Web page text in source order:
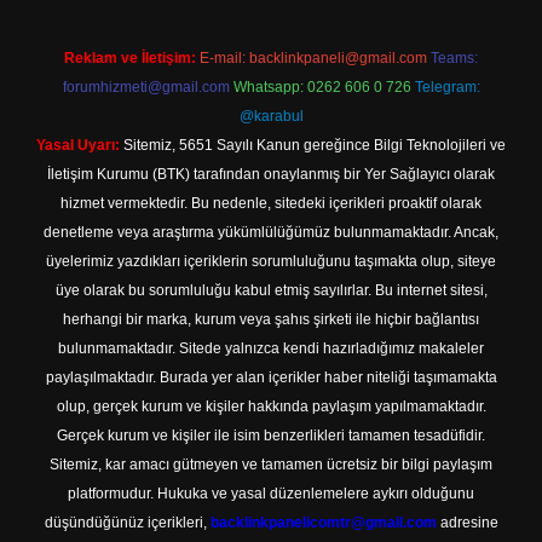
Reklam ve İletişim: E-mail: backlinkpaneli@gmail.com Teams:
forumhizmeti@gmail.com Whatsapp: 0262 606 0 726 Telegram:
@karabul
Yasal Uyarı: Sitemiz, 5651 Sayılı Kanun gereğince Bilgi Teknolojileri ve
İletişim Kurumu (BTK) tarafından onaylanmış bir Yer Sağlayıcı olarak
hizmet vermektedir. Bu nedenle, sitedeki içerikleri proaktif olarak
denetleme veya araştırma yükümlülüğümüz bulunmamaktadır. Ancak,
üyelerimiz yazdıkları içeriklerin sorumluluğunu taşımakta olup, siteye
üye olarak bu sorumluluğu kabul etmiş sayılırlar. Bu internet sitesi,
herhangi bir marka, kurum veya şahıs şirketi ile hiçbir bağlantısı
bulunmamaktadır. Sitede yalnızca kendi hazırladığımız makaleler
paylaşılmaktadır. Burada yer alan içerikler haber niteliği taşımamakta
olup, gerçek kurum ve kişiler hakkında paylaşım yapılmamaktadır.
Gerçek kurum ve kişiler ile isim benzerlikleri tamamen tesadüfidir.
Sitemiz, kar amacı gütmeyen ve tamamen ücretsiz bir bilgi paylaşım
platformudur. Hukuka ve yasal düzenlemelere aykırı olduğunu
düşündüğünüz içerikleri, backlinkpanelicomtr@gmail.com adresine